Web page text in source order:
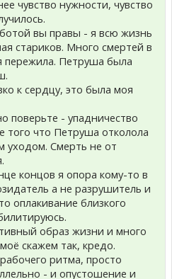
чувство нужности, чувство
вы правы - я всю жизнь
стариков. Много смертей в
пережила. Петруша была
к сердцу, это была моя
поверьте - упадничество
того что Петруша отколола
уходом. Смерть не от
концов я опора кому-то в
а не разрушитель и
оплакивание близкого
образ жизни и много
скажем так, кредо.
ритма, просто
- и опустошение и